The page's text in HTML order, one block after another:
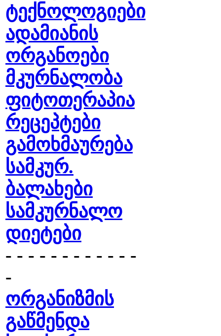
ტექნოლოგიები
ადამიანის
ორგანოები
მკურნალობა
ფიტოთერაპია
რეცეპტები
გამოხმაურება
სამკურ.
ბალახები
სამკურნალო
დიეტები
- - - - - - - - - - - -
-
ორგანიზმის
გაწმენდა